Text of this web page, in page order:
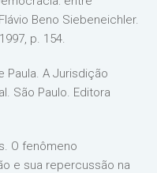
Beno Siebeneichler.
p. 154.
Paula. A Jurisdição
São Paulo. Editora
O fenômeno
e sua repercussão na